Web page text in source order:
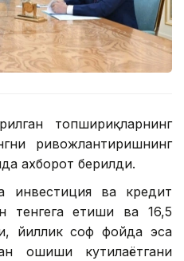
топшириқларнинг
ривожлантиришнинг
ахборот берилди.
инвестиция ва кредит
тенгега етиши ва 16,5
йиллик соф фойда эса
ошиши кутилаётгани